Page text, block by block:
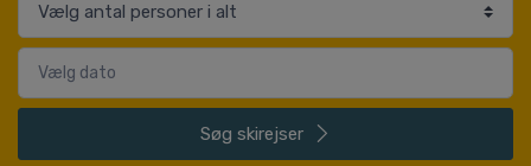
Søg skirejser